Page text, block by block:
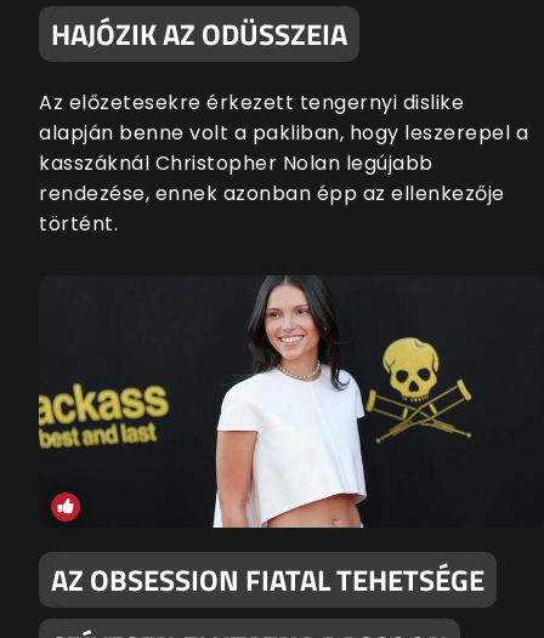
HAJÓZIK AZ ODÜSSZEIA
Az előzetesekre érkezett tengernyi dislike
alapján benne volt a pakliban, hogy leszerepel a
kasszáknál Christopher Nolan legújabb
rendezése, ennek azonban épp az ellenkezője
történt.
AZ OBSESSION FIATAL TEHETSÉGE